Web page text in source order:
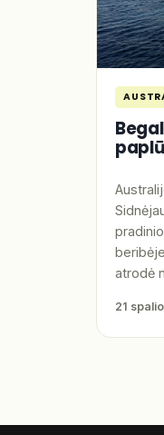
atrodė
21 spalio